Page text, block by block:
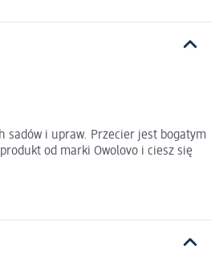
sadów i upraw. Przecier jest bogatym
od marki Owolovo i ciesz się